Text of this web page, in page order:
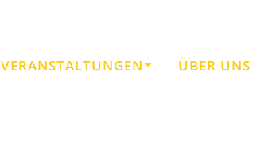
VERANSTALTUNGEN ÜBER UNS